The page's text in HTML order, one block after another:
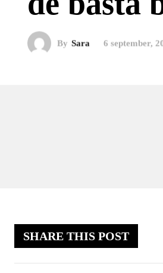
By Sara 6 september,
SHARE THIS POST